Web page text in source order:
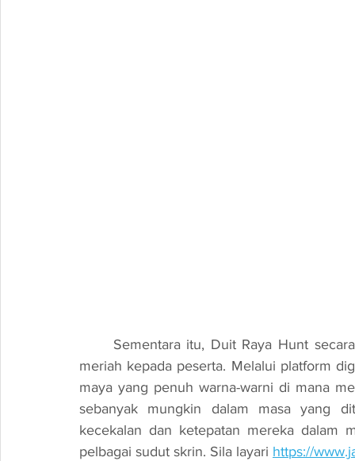
meriah kepada peserta. Melalui platform
maya yang penuh warna-warni di mana
sebanyak mungkin dalam masa yang
kecekalan dan ketepatan mereka dalam
pelbagai sudut skrin. Sila layari https://